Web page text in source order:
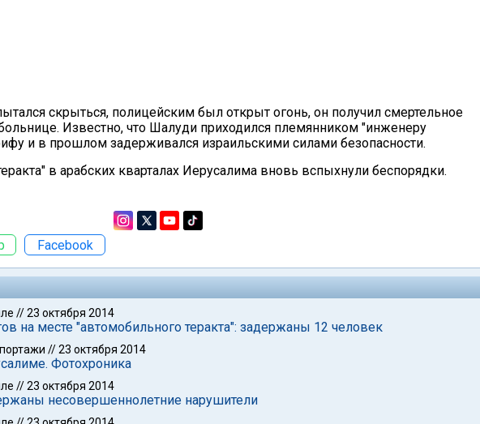
скрыться, полицейским был открыт огонь, он получил смертельное
Известно, что Шалуди приходился племянником "инженеру
и в прошлом задерживался израильскими силами безопасности.
в арабских кварталах Иерусалима вновь вспыхнули беспорядки.
Facebook
//23 октября 2014
на месте "автомобильного теракта": задержаны 12 человек
//23 октября 2014
Фотохроника
//23 октября 2014
несовершеннолетние нарушители